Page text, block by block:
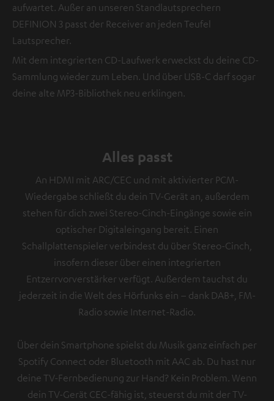
aufwartet. Außer an unseren Standlautsprechern
DEFINION 3 passt der Receiver an jeden Teufel
Lautsprecher.
Mit dem integrierten CD-Laufwerk erweckst du deine CD-
Sammlung wieder zum Leben. Und über USB-C darf sogar
deine alte MP3-Bibliothek neu erklingen.
Alles passt
An HDMI mit ARC/CEC und mit aktivierter PCM-
Wiedergabe schließt du dein TV-Gerät an, außerdem
stehen für dich zwei Stereo-Cinch-Eingänge sowie ein
optischer Digitaleingang bereit. Einen
Schallplattenspieler verbindest du über Stereo-Cinch,
insofern dieser über einen integrierten
Entzerrvorverstärker verfügt. Außerdem tauchst du
jederzeit in die Welt des Hörfunks ein – dank DAB+, FM-
Radio sowie Internet-Radio.
Über dein Smartphone spielst du Musik ganz einfach per
Spotify Connect oder Bluetooth mit AAC ab. Du hast nur
deine TV-Fernbedienung zur Hand? Kein Problem. Wenn
dein TV-Gerät CEC-fähig ist, steuerst du mit der TV-